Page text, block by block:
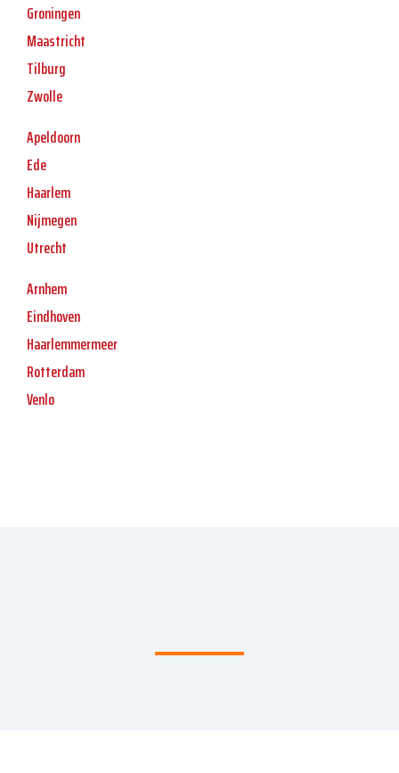
Groningen
Maastricht
Tilburg
Zwolle
Apeldoorn
Ede
Haarlem
Nijmegen
Utrecht
Arnhem
Eindhoven
Haarlemmermeer
Rotterdam
Venlo